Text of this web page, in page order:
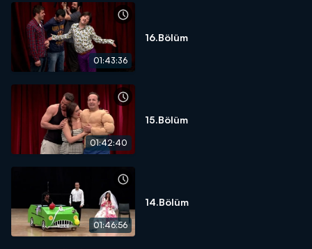
01:43:36
16.Bölüm
01:42:40
15.Bölüm
01:46:56
14.Bölüm